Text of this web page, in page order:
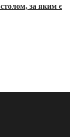
за яким є